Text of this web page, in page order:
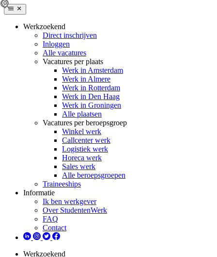
Werkzoekend
Direct inschrijven
Inloggen
Alle vacatures
Vacatures per plaats
Werk in Amsterdam
Werk in Almere
Werk in Rotterdam
Werk in Den Haag
Werk in Groningen
Alle plaatsen
Vacatures per beroepsgroep
Winkel werk
Callcenter werk
Logistiek werk
Horeca werk
Sales werk
Alle beroepsgroepen
Traineeships
Informatie
Ik ben werkgever
Over StudentenWerk
FAQ
Contact
Werkzoekend